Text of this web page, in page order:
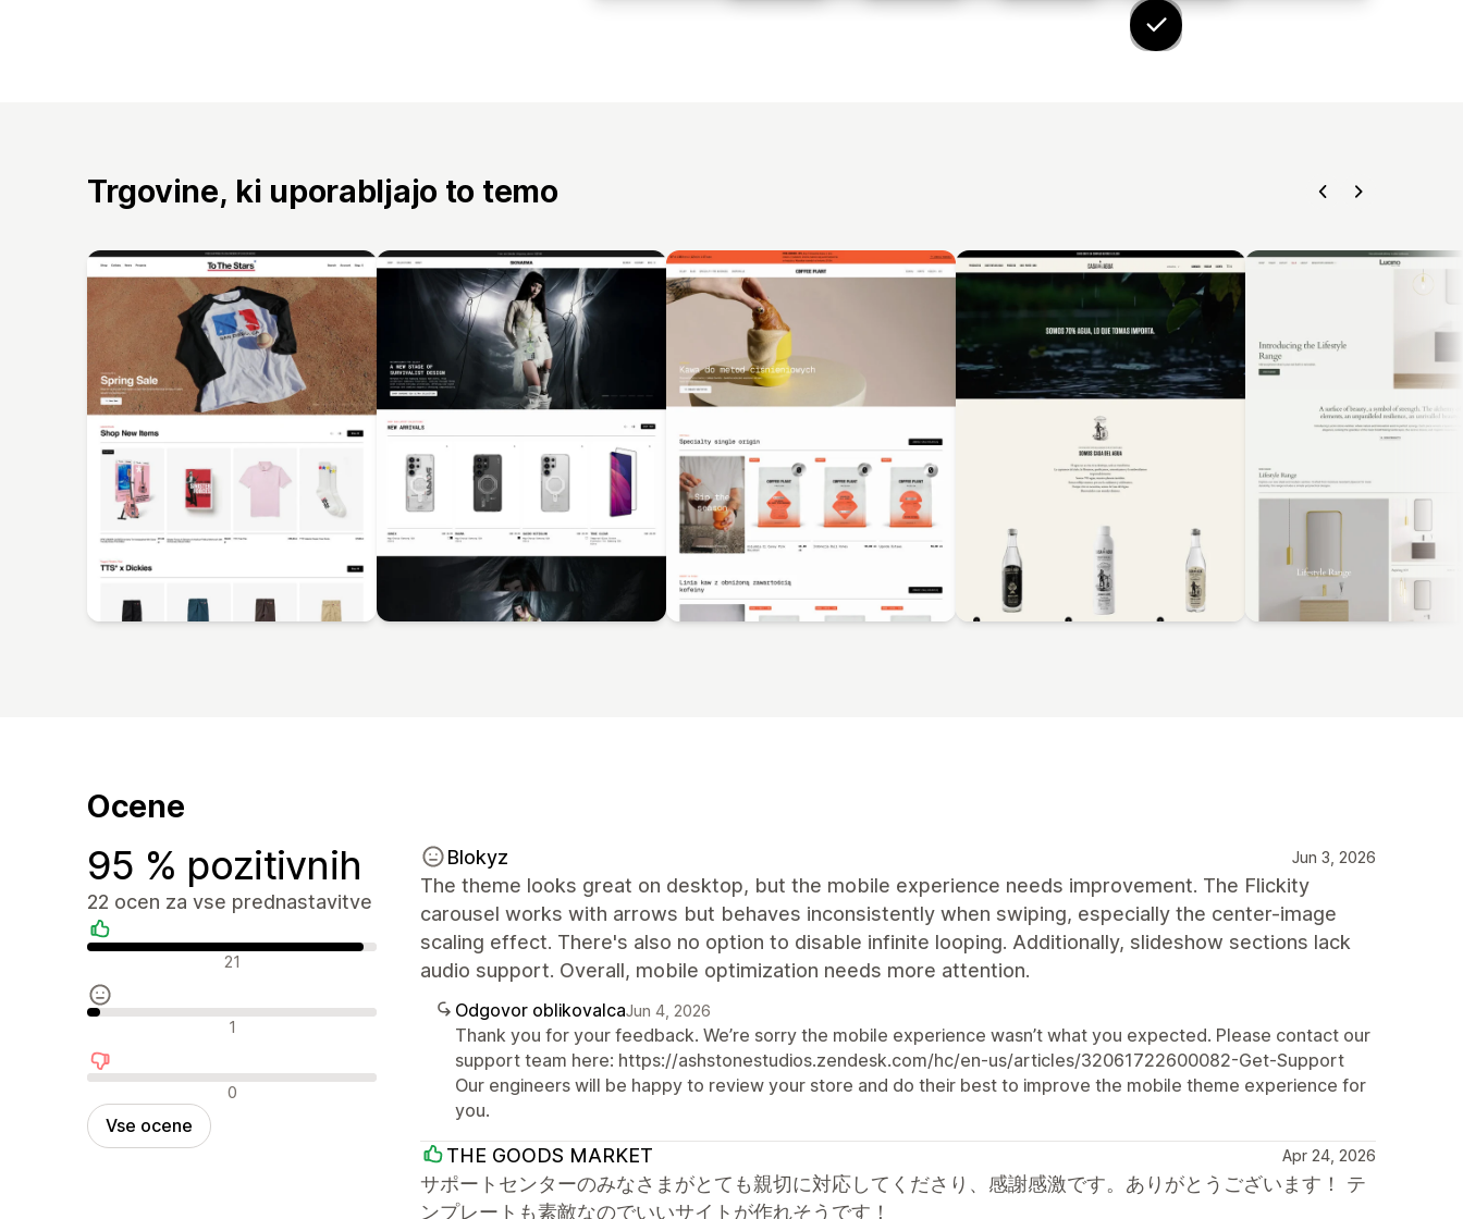
Trgovine, ki uporabljajo to temo
Ocene
95 % pozitivnih
22 ocen za vse prednastavitve
Pozitivne ocene 21
Nevtralne ocene 1
Negativne ocene 0
Vse ocene
Blokyz Jun 3, 2026
The theme looks great on desktop, but the mobile experience needs improvement. The Flickity
carousel works with arrows but behaves inconsistently when swiping, especially the center-image
scaling effect. There's also no option to disable infinite looping. Additionally, slideshow sections lack
audio support. Overall, mobile optimization needs more attention.
Odgovor oblikovalcaJun 4, 2026
Thank you for your feedback. We’re sorry the mobile experience wasn’t what you expected. Please contact our
support team here: https://ashstonestudios.zendesk.com/hc/en-us/articles/32061722600082-Get-Support
Our engineers will be happy to review your store and do their best to improve the mobile theme experience for
you.
THE GOODS MARKET Apr 24, 2026
サポートセンターのみなさまがとても親切に対応してくださり、感謝感激です。ありがとうございます！ テ
ンプレートも素敵なのでいいサイトが作れそうです！